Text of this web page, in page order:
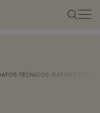
TÉCNICOS DATOS